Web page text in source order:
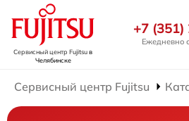
Сервисный центр Fujitsuв
Челябинске
+7
Ежедневно
Сервисный центр Fujitsu